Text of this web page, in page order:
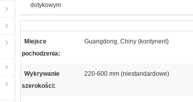
dotykowym
Miejsce
pochodzenia:
Guangdong, Chiny (kontynent)
Wykrywanie
szerokości:
220-600 mm (niestandardowe)